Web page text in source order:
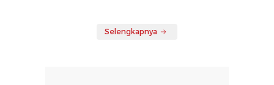
Selengkapnya